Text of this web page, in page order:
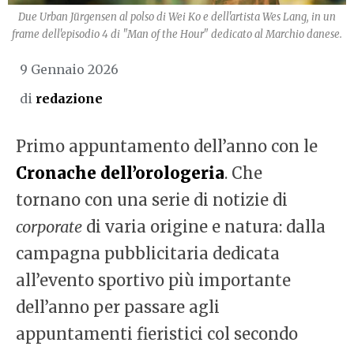
Due Urban Jürgensen al polso di Wei Ko e dell'artista Wes Lang, in un
frame dell'episodio 4 di "Man of the Hour" dedicato al Marchio danese.
9 Gennaio 2026
di redazione
Primo appuntamento dell’anno con le
Cronache dell’orologeria. Che
tornano con una serie di notizie di
corporate di varia origine e natura: dalla
campagna pubblicitaria dedicata
all’evento sportivo più importante
dell’anno per passare agli
appuntamenti fieristici col secondo